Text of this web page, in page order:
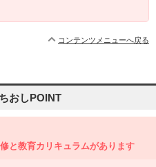
コンテンツメニューへ戻る
おしPOINT
と教育カリキュラムがあります